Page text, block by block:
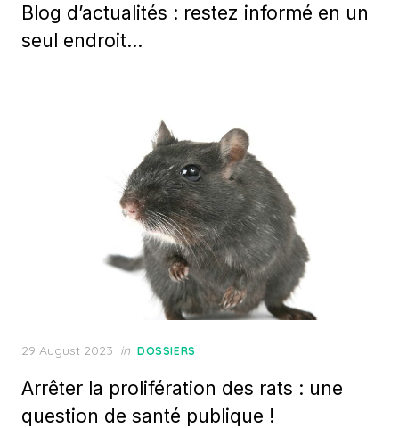
Blog d’actualités : restez informé en un
seul endroit…
Posted
29 August 2023 in DOSSIERS
Arrêter la prolifération des rats : une
question de santé publique !